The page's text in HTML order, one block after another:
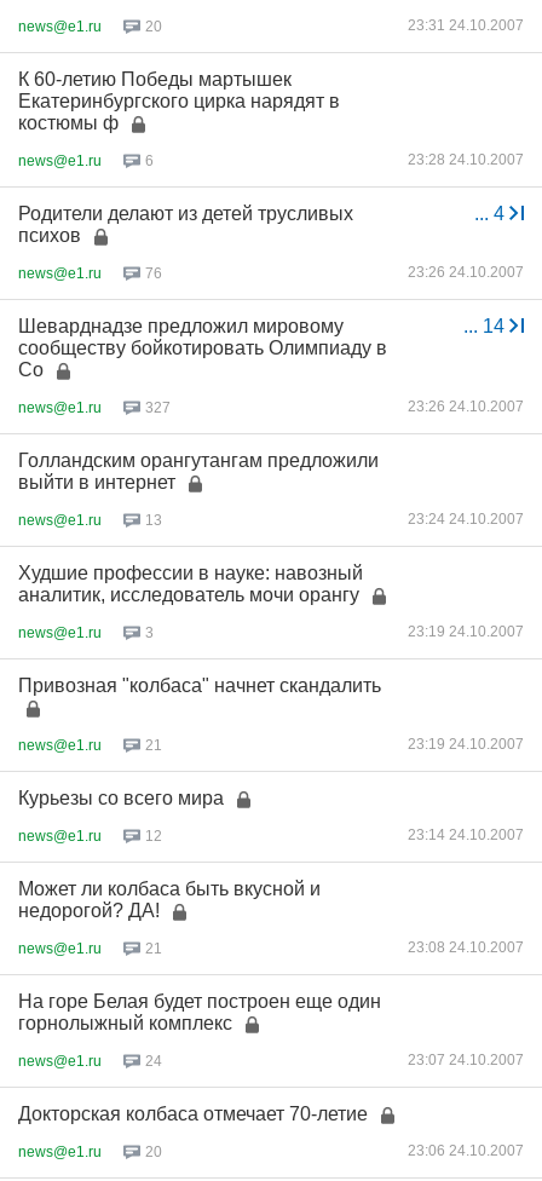
news@e1.ru 20 23:31 24.10.2007
К 60-летию Победы мартышек
Екатеринбургского цирка нарядят в
костюмы ф
news@e1.ru 6 23:28 24.10.2007
... 4
Родители делают из детей трусливых
психов
news@e1.ru 76 23:26 24.10.2007
... 14
Шеварднадзе предложил мировому
сообществу бойкотировать Олимпиаду в
Со
news@e1.ru 327 23:26 24.10.2007
Голландским орангутангам предложили
выйти в интернет
news@e1.ru 13 23:24 24.10.2007
Худшие профессии в науке: навозный
аналитик, исследователь мочи орангу
news@e1.ru 3 23:19 24.10.2007
Привозная "колбаса" начнет скандалить
news@e1.ru 21 23:19 24.10.2007
Курьезы со всего мира
news@e1.ru 12 23:14 24.10.2007
Может ли колбаса быть вкусной и
недорогой? ДА!
news@e1.ru 21 23:08 24.10.2007
На горе Белая будет построен еще один
горнолыжный комплекс
news@e1.ru 24 23:07 24.10.2007
Докторская колбаса отмечает 70-летие
news@e1.ru 20 23:06 24.10.2007